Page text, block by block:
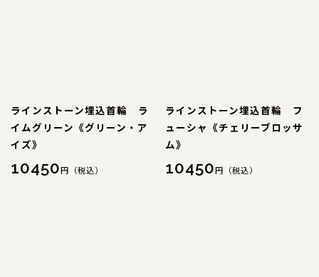
CONTENTS コンテンツ
店舗情報
ラインストーン埋込首輪 ラ
イムグリーン《グリーン・ア
イズ》
10450円（税込）
ラインストーン埋込首輪 フ
ューシャ《チェリーブロッサ
ム》
10450円（税込）